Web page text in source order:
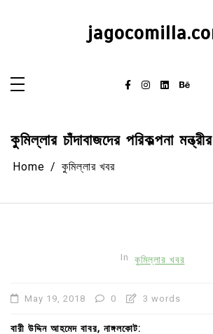
কুমিল্লার চাঁদাবাজদের পরিকল্পনা
Home কুমিল্লার খবর
In কুমিল্লার খবর
May 19, 2018 0 3 words
বারী উদ্দিন আহমেদ বাবর, নাঙ্গলকোট: